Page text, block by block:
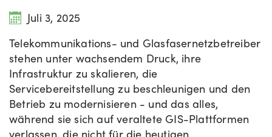
Juli 3, 2025
Telekommunikations- und Glasfasernetzbetreiber
stehen unter wachsendem Druck, ihre
Infrastruktur zu skalieren, die
Servicebereitstellung zu beschleunigen und den
Betrieb zu modernisieren - und das alles,
während sie sich auf veraltete GIS-Plattformen
verlassen, die nicht für die heutigen